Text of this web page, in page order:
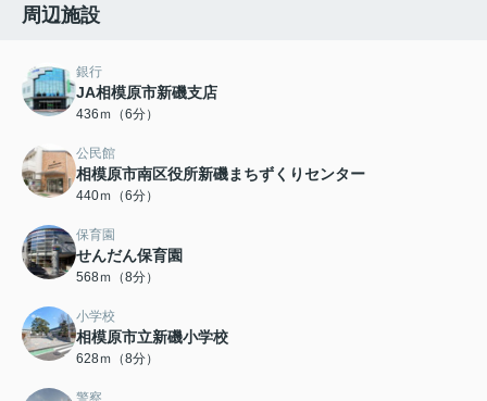
周辺施設
銀行
JA相模原市新磯支店
436ｍ（6分）
公民館
相模原市南区役所新磯まちずくりセンター
440ｍ（6分）
保育園
せんだん保育園
568ｍ（8分）
小学校
相模原市立新磯小学校
628ｍ（8分）